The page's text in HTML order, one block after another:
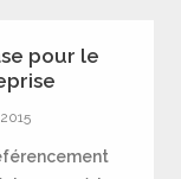
pour le